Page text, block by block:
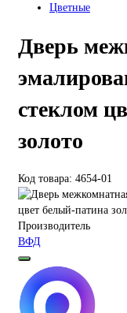
Цветные
Дверь
стеклом
золото
Код товара: 4654-01
Производитель
ВФД